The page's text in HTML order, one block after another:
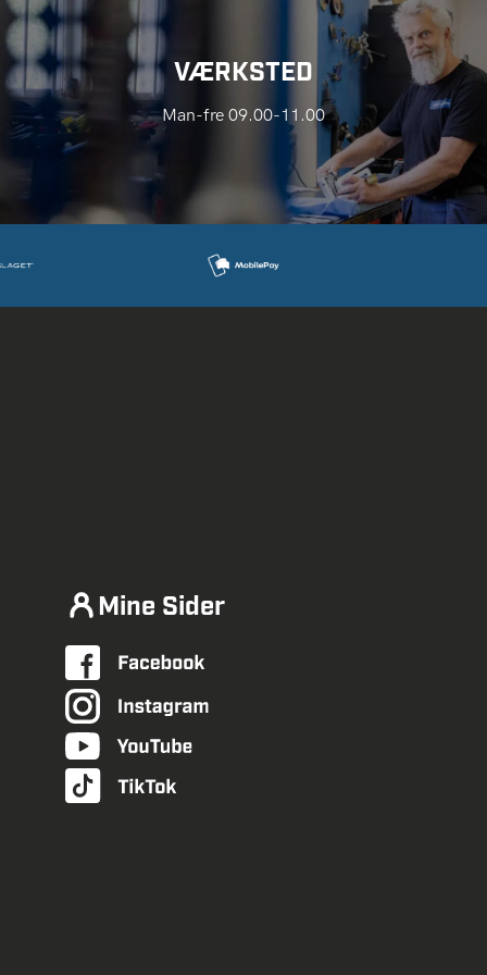
VÆRKSTED
Man-fre 09.00-11.00
Mine Sider